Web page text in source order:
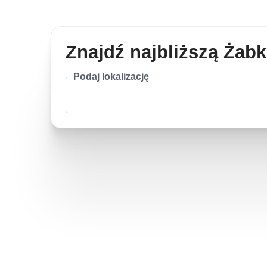
Znajdź najbliższą
Podaj lokalizację